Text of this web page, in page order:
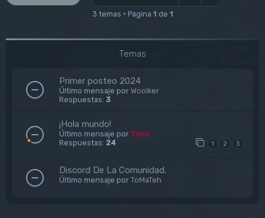
3 temas • Página 1 de 1
Temas
Primer posteo 2024
Último mensaje por Woolker
Respuestas: 3
¡Hola mundo!
Último mensaje por Tano
Respuestas: 24 1 2 3
Discord De La Comunidad.
Último mensaje por ToMaTeh